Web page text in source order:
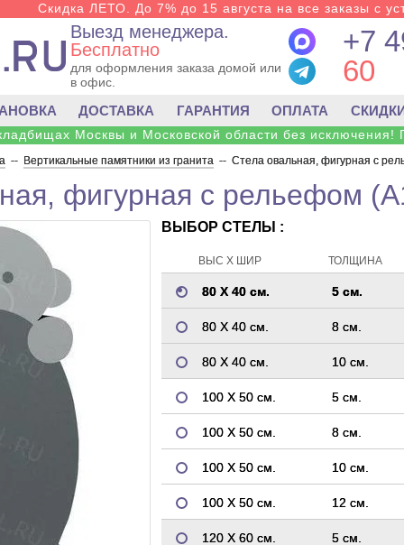
Скидка ЛЕТО. До 7% до 15 августа на все заказы с
Выезд менеджера.
Бесплатно
для оформления заказа домой или
в офис.
+7
60
ДОСТАВКА ГАРАНТИЯ ОПЛАТА
Москвы и Московской области без исключения!
-- Вертикальные памятники из гранита -- Стела овальная, фигурная с
фигурная с рельефом
ВЫБОР СТЕЛЫ :
ВЫС Х ШИР ТОЛЩИНА
80 Х 40 см. 5 см.
80 Х 40 см. 8 см.
80 Х 40 см. 10 см.
100 Х 50 см. 5 см.
100 Х 50 см. 8 см.
100 Х 50 см. 10 см.
100 Х 50 см. 12 см.
120 Х 60 см. 5 см.